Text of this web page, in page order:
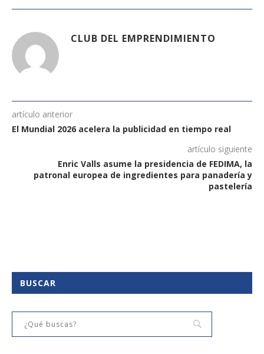
CLUB DEL EMPRENDIMIENTO
artículo anterior
El Mundial 2026 acelera la publicidad en tiempo real
artículo siguiente
Enric Valls asume la presidencia de FEDIMA, la
patronal europea de ingredientes para panadería y
pastelería
BUSCAR